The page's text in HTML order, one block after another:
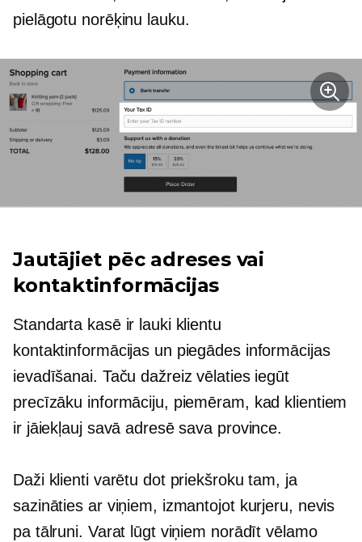
pielāgotu norēķinu lauku.
Jautājiet pēc adreses vai
kontaktinformācijas
Standarta kasē ir lauki klientu
kontaktinformācijas un piegādes informācijas
ievadīšanai. Taču dažreiz vēlaties iegūt
precīzāku informāciju, piemēram, kad klientiem
ir jāiekļauj savā adresē sava province.
Daži klienti varētu dot priekšroku tam, ja
sazināties ar viņiem, izmantojot kurjeru, nevis
pa tālruni. Varat lūgt viņiem norādīt vēlamo